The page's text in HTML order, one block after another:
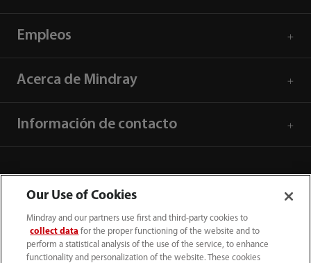
Empleos
Acerca de Mindray
Información de contacto
Our Use of Cookies
Mindray and our partners use first and third-party cookies to
collect data for the proper functioning of the website and to
perform a statistical analysis of the use of the service, to enhance
functionality and personalization of the website. These cookies